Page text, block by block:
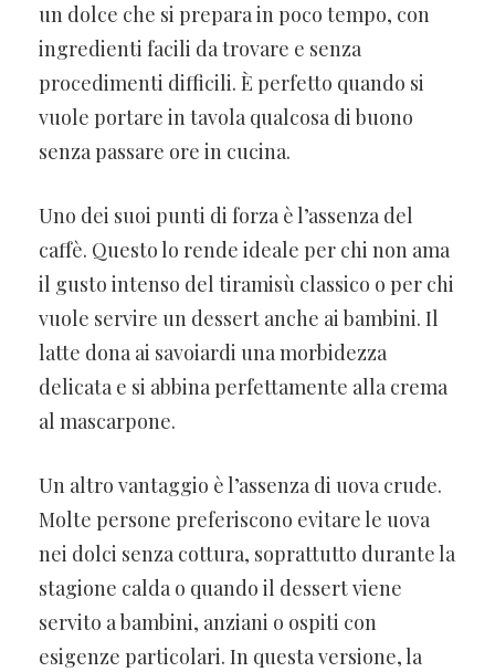
un dolce che si prepara in poco tempo, con
ingredienti facili da trovare e senza
procedimenti difficili. È perfetto quando si
vuole portare in tavola qualcosa di buono
senza passare ore in cucina.
Uno dei suoi punti di forza è l’assenza del
caffè. Questo lo rende ideale per chi non ama
il gusto intenso del tiramisù classico o per chi
vuole servire un dessert anche ai bambini. Il
latte dona ai savoiardi una morbidezza
delicata e si abbina perfettamente alla crema
al mascarpone.
Un altro vantaggio è l’assenza di uova crude.
Molte persone preferiscono evitare le uova
nei dolci senza cottura, soprattutto durante la
stagione calda o quando il dessert viene
servito a bambini, anziani o ospiti con
esigenze particolari. In questa versione, la